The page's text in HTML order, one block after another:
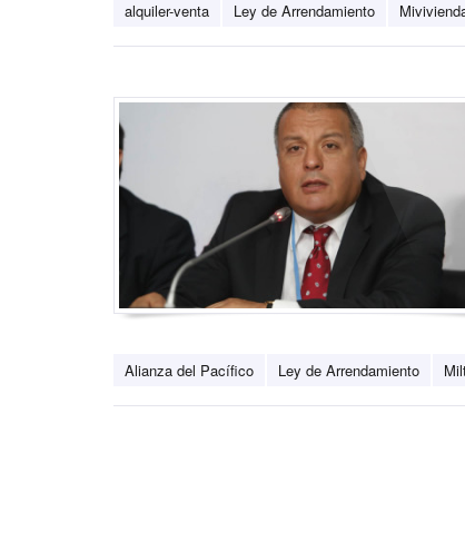
alquiler-venta Ley de Arrendamiento
Alianza del Pacífico Ley de Arrendamiento